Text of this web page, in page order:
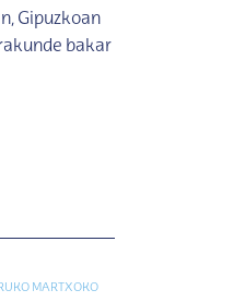
Gipuzkoan
bakar
MARTXOKO